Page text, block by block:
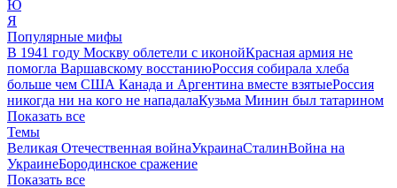
Ю
Я
Популярные мифы
В 1941 году Москву облетели с иконойКрасная армия не
помогла Варшавскому восстаниюРоссия собирала хлеба
больше чем США Канада и Аргентина вместе взятыеРоссия
никогда ни на кого не нападалаКузьма Минин был татарином
Показать все
Темы
Великая Отечественная войнаУкраинаСталинВойна на
УкраинеБородинское сражение
Показать все